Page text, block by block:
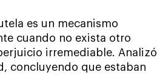
es un mecanismo
cuando no exista otro
irremediable. Analizó
concluyendo que estaban